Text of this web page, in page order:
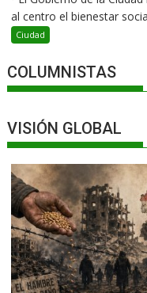
al centro el bienestar
Ciudad
COLUMNISTAS
VISIÓN GLOBAL